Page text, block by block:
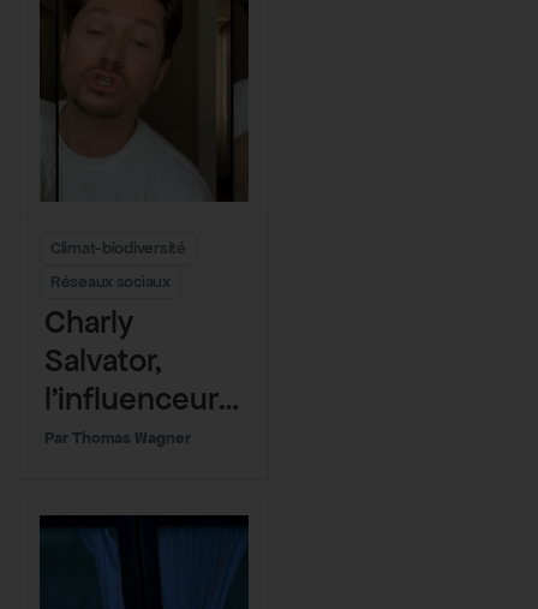
Climat-biodiversité
Réseaux sociaux
Charly
Salvator,
l’influenceur
qui se moque
Thomas Wagner